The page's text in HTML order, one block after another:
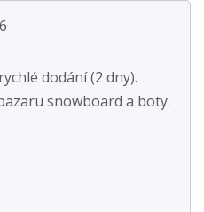
dodání (2 dny).
snowboard a boty.